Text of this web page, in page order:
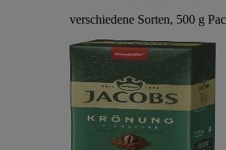
verschiedene Sorten, 500 g